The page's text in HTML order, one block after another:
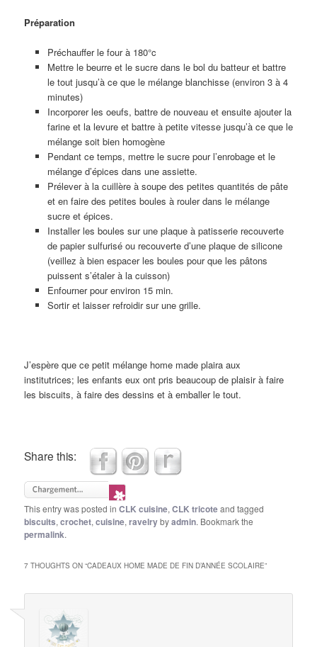
Préparation
Préchauffer le four à 180°c
Mettre le beurre et le sucre dans le bol du batteur et battre
le tout jusqu’à ce que le mélange blanchisse (environ 3 à 4
minutes)
Incorporer les oeufs, battre de nouveau et ensuite ajouter la
farine et la levure et battre à petite vitesse jusqu’à ce que le
mélange soit bien homogène
Pendant ce temps, mettre le sucre pour l’enrobage et le
mélange d’épices dans une assiette.
Prélever à la cuillère à soupe des petites quantités de pâte
et en faire des petites boules à rouler dans le mélange
sucre et épices.
Installer les boules sur une plaque à patisserie recouverte
de papier sulfurisé ou recouverte d’une plaque de silicone
(veillez à bien espacer les boules pour que les pâtons
puissent s’étaler à la cuisson)
Enfourner pour environ 15 min.
Sortir et laisser refroidir sur une grille.
J’espère que ce petit mélange home made plaira aux
institutrices; les enfants eux ont pris beaucoup de plaisir à faire
les biscuits, à faire des dessins et à emballer le tout.
Share this:
This entry was posted inCLK cuisine,CLK tricoteand tagged
biscuits,crochet,cuisine,ravelrybyadmin. Bookmark the
permalink.
7 THOUGHTS ON “CADEAUX HOME MADE DE FIN D’ANNÉE SCOLAIRE”